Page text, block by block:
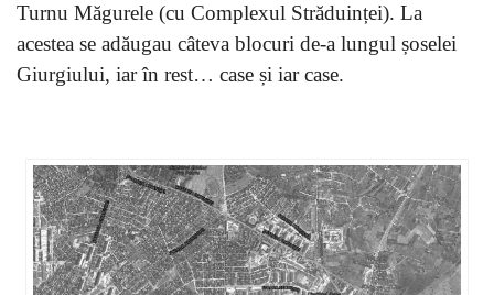
Turnu Măgurele (cu Complexul Străduinței). La
acestea se adăugau câteva blocuri de-a lungul șoselei
Giurgiului, iar în rest… case și iar case.